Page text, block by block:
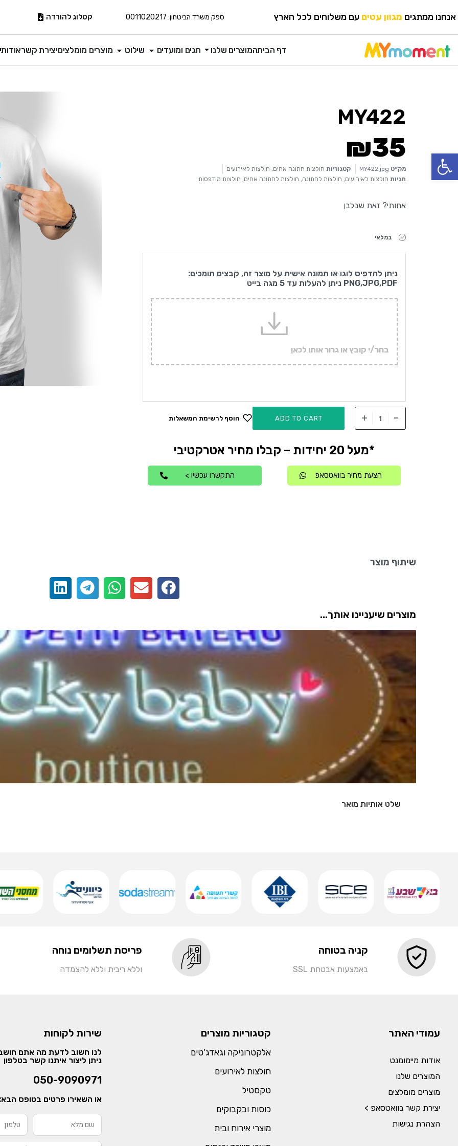
פתח סרגל נגישות
אנחנו ממתגים מגוון עטים עם משלוחים לכל הארץ ספק משרד הביטחון: 0011020217 קטלוג להורדה
דף הביתהמוצרים שלנו חגים ומועדים שילוט מוצרים מומלציםיצירת קשר
MY422
₪35
מק״ט MY422.jpg קטגוריות חולצות חתונה אחים, חולצות לאירועים
תגיות חולצות לאירועים, חולצות לחתונה, חולצות לחתונה אחים, חולצות מודפסות
אחותי? זאת שבלבן
במלאי
ניתן להדפיס לוגו או תמונה אישית על מוצר זה, קבצים תומכים:
PNG,JPG,PDF ניתן להעלות עד 5 מגה בייט
בחר/י קובץ או גרור אותו לכאן
ADD TO CART הוסף לרשימת המשאלות
*מעל 20 יחידות – קבלו מחיר אטרקטיבי
הצעת מחיר בוואטסאפ התקשרו עכשיו >
שיתוף מוצר
מוצרים שיעניינו אותך...
שלט אותיות מואר
קניה בטוחה
באמצעות אבטחת SSL
פריסת תשלומים נוחה
וללא ריבית וללא להצמדה
עמודי האתר
אודות מיימומנט
המוצרים שלנו
מוצרים מומלצים
יצירת קשר בוואטסאפ >
הצהרת נגישות
קטגוריות מוצרים
אלקטרוניקה וגאדג’טים
חולצות לאירועים
טקסטיל
כוסות ובקבוקים
מוצרי אירוח ובית
שירות לקוחות
לנו חשוב לדעת מה אתם
ניתן ליצור איתנו קשר בטלפון
050-9090971
או השאירו פרטים בטופס הבא: